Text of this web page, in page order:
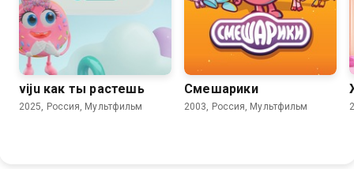
viju как ты растешь
2025, Россия, Мультфильм
Смешарики
2003, Россия, Мультфильм